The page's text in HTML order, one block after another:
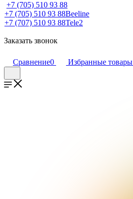
+7 (705) 510 93 88
+7 (705) 510 93 88Beeline
+7 (707) 510 93 88Tele2
Заказать звонок
Сравнение0 Избранные товары